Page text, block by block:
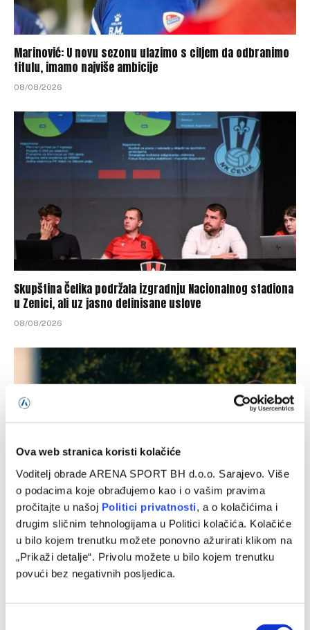
Ova web stranica koristi kolačiće
Voditelj obrade ARENA SPORT BH d.o.o. Sarajevo. Više
o podacima koje obrađujemo kao i o vašim pravima
pročitajte u našoj Politici privatnosti, a o kolačićima i
drugim sličnim tehnologijama u Politici kolačića. Kolačiće
u bilo kojem trenutku možete ponovno ažurirati klikom na
„Prikaži detalje“. Privolu možete u bilo kojem trenutku
povući bez negativnih posljedica.
Marinović: U novu sezonu ulazimo s ciljem da odbranimo
titulu, imamo najviše ambicije
08/08/2026
Skupština Čelika podržala izgradnju Nacionalnog stadiona
u Zenici, ali uz jasno definisane uslove
08/08/2026
Sarajevo u novu sezonu kreće utakmicom protiv Radnika,
Sloga gostuje Širokom Brijegu na Pecari
08/08/2026